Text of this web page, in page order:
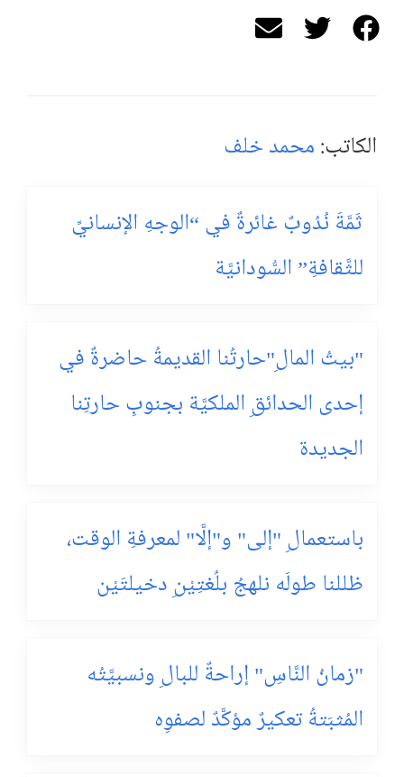
الكاتب: محمد خلف
ثَمَّةَ نُدُوبٌ غائرةٌ في “الوجهِ الإنسانيِّ
للثَّقافةِ” السُّودانيَّة
"بيتُ المالِ"حارتُنا القديمةُ حاضرةٌ في
إحدى الحدائقِ الملكيَّة بجنوبِ حارتِنا
الجديدة
باستعمالِ "إلى" و"إلَّا" لمعرفةِ الوقت،
ظللنا طولَه نلهجُ بلُغتِيْنِ دخيلتَيْن
"زمانُ النَّاسِ" إراحةٌ للبالِ ونسبيَّتُه
المُثبَتةُ تعكيرٌ مؤكَّدٌ لصفوِه